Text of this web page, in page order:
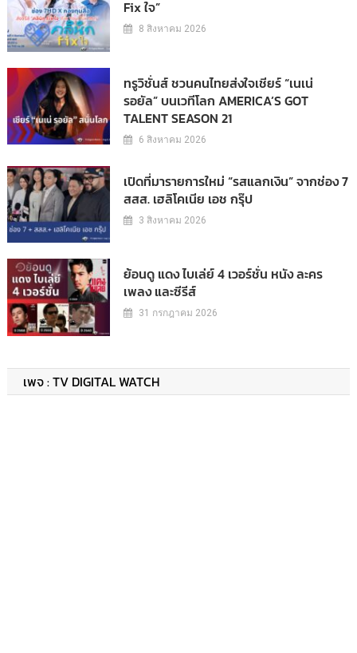
Fix ใจ”
8 สิงหาคม 2026
ทรูวิชั่นส์ ชวนคนไทยส่งใจเชียร์ “เนเน่
รอยัล” บนเวทีโลก AMERICA’S GOT
TALENT SEASON 21
6 สิงหาคม 2026
เปิดที่มารายการใหม่ “รสแลกเงิน” จากช่อง 7
สสส. เฮลิโคเนีย เอช กรุ๊ป
3 สิงหาคม 2026
ย้อนดู แดง ไบเล่ย์ 4 เวอร์ชั่น หนัง ละคร
เพลง และซีรีส์
31 กรกฎาคม 2026
เพจ : TV DIGITAL WATCH